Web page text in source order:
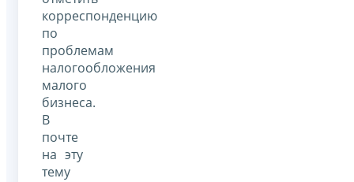
корреспонденцию
по
проблемам
налогообложения
малого
бизнеса.
В
почте
на эту
тему